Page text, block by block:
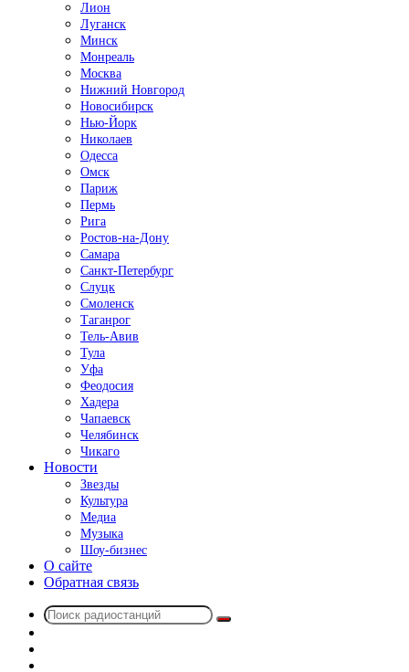
Лион
Луганск
Минск
Монреаль
Москва
Нижний Новгород
Новосибирск
Нью-Йорк
Николаев
Одесса
Омск
Париж
Пермь
Рига
Ростов-на-Дону
Самара
Санкт-Петербург
Слуцк
Смоленск
Таганрог
Тель-Авив
Тула
Уфа
Феодосия
Хадера
Чапаевск
Челябинск
Чикаго
Новости
Звезды
Культура
Медиа
Музыка
Шоу-бизнес
О сайте
Обратная связь
Поиск